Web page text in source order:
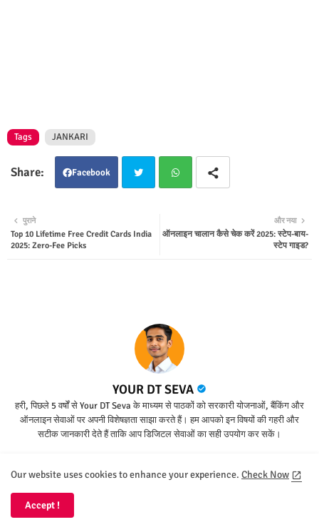
Tags JANKARI
Facebook
ter tsap
और नया
ऑनलाइन चालान कैसे चेक करें 2025: स्टेप-बाय-
स्टेप गाइड?
पुराने
Top 10 Lifetime Free Credit Cards India
2025: Zero-Fee Picks
YOUR DT SEVA
हरी, पिछले 5 वर्षों से Your DT Seva के माध्यम से पाठकों को सरकारी योजनाओं, बैंकिंग और
ऑनलाइन सेवाओं पर अपनी विशेषज्ञता साझा करते हैं। हम आपको इन विषयों की गहरी और
सटीक जानकारी देते हैं ताकि आप डिजिटल सेवाओं का सही उपयोग कर सकें।
ज़्यादा दिखाएं
Our website uses cookies to enhance your experience. Check Now
Accept !